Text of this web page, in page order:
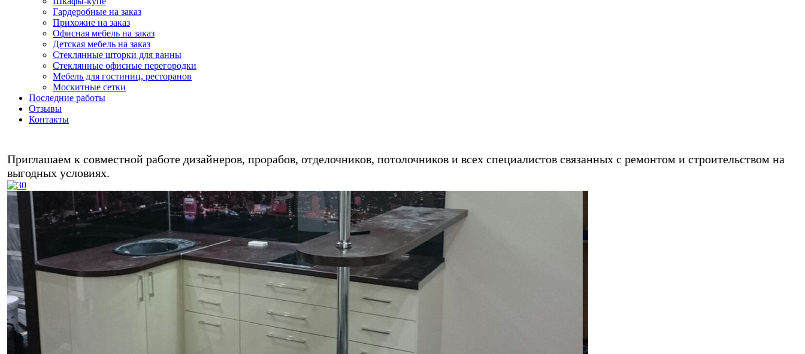
Гардеробные на заказ
Прихожие на заказ
Офисная мебель на заказ
Детская мебель на заказ
Стеклянные шторки для ванны
Стеклянные офисные перегородки
Мебель для гостиниц, ресторанов
Москитные сетки
Последние работы
Отзывы
Контакты
Приглашаем к совместной работе дизайнеров, прорабов, отделочников, потолочников и всех специалистов связанных с ремонтом и строительством на
выгодных условиях.